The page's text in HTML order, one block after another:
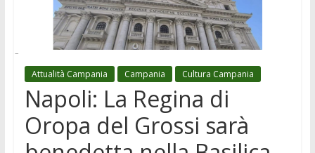
Attualità Campania Campania Cultura Campania
Napoli: La Regina di
Oropa del Grossi sarà